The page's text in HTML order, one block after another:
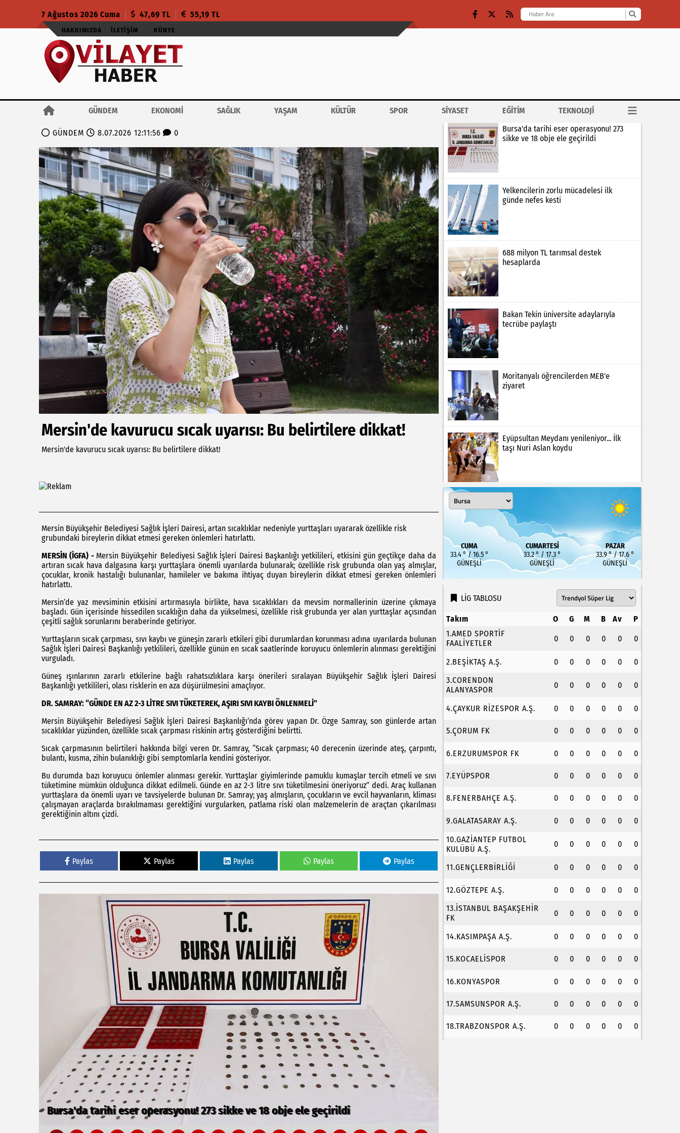
7 Ağustos 2026 Cuma 47,69 TL 55,19 TL
HAKKIMIZDA İLETIŞIM KÜNYE
GÜNDEM EKONOMİ SAĞLIK YAŞAM KÜLTÜR SPOR SİYASET EĞİTİM TEKNOLOJİ
GÜNDEM 8.07.2026 12:11:56 0
Mersin'de kavurucu sıcak uyarısı: Bu belirtilere dikkat!
Mersin'de kavurucu sıcak uyarısı: Bu belirtilere dikkat!
Mersin Büyükşehir Belediyesi Sağlık İşleri Dairesi, artan sıcaklıklar nedeniyle yurttaşları uyararak özellikle risk
grubundaki bireylerin dikkat etmesi gereken önlemleri hatırlattı.
MERSİN (İGFA) - Mersin Büyükşehir Belediyesi Sağlık İşleri Dairesi Başkanlığı yetkilileri, etkisini gün geçtikçe daha da
artıran sıcak hava dalgasına karşı yurttaşlara önemli uyarılarda bulunarak; özellikle risk grubunda olan yaş almışlar,
çocuklar, kronik hastalığı bulunanlar, hamileler ve bakıma ihtiyaç duyan bireylerin dikkat etmesi gereken önlemleri
hatırlattı.
Mersin’de yaz mevsiminin etkisini artırmasıyla birlikte, hava sıcaklıkları da mevsim normallerinin üzerine çıkmaya
başladı. Gün içerisinde hissedilen sıcaklığın daha da yükselmesi, özellikle risk grubunda yer alan yurttaşlar açısından
çeşitli sağlık sorunlarını beraberinde getiriyor.
Yurttaşların sıcak çarpması, sıvı kaybı ve güneşin zararlı etkileri gibi durumlardan korunması adına uyarılarda bulunan
Sağlık İşleri Dairesi Başkanlığı yetkilileri, özellikle günün en sıcak saatlerinde koruyucu önlemlerin alınması gerektiğini
vurguladı.
Güneş ışınlarının zararlı etkilerine bağlı rahatsızlıklara karşı önerileri sıralayan Büyükşehir Sağlık İşleri Dairesi
Başkanlığı yetkilileri, olası risklerin en aza düşürülmesini amaçlıyor.
DR. SAMRAY: “GÜNDE EN AZ 2-3 LİTRE SIVI TÜKETEREK, AŞIRI SIVI KAYBI ÖNLENMELİ”
Mersin Büyükşehir Belediyesi Sağlık İşleri Dairesi Başkanlığı’nda görev yapan Dr. Özge Samray, son günlerde artan
sıcaklıklar yüzünden, özellikle sıcak çarpması riskinin artış gösterdiğini belirtti.
Sıcak çarpmasının belirtileri hakkında bilgi veren Dr. Samray, “Sıcak çarpması; 40 derecenin üzerinde ateş, çarpıntı,
bulantı, kusma, zihin bulanıklığı gibi semptomlarla kendini gösteriyor.
Bu durumda bazı koruyucu önlemler alınması gerekir. Yurttaşlar giyimlerinde pamuklu kumaşlar tercih etmeli ve sıvı
tüketimine mümkün olduğunca dikkat edilmeli. Günde en az 2-3 litre sıvı tüketilmesini öneriyoruz” dedi. Araç kullanan
yurttaşlara da önemli uyarı ve tavsiyelerde bulunan Dr. Samray; yaş almışların, çocukların ve evcil hayvanların, kliması
çalışmayan araçlarda bırakılmaması gerektiğini vurgularken, patlama riski olan malzemelerin de araçtan çıkarılması
gerektiğinin altını çizdi.
Paylas Paylas Paylas Paylas Paylas
Yelkencilerin zorlu mücadelesi ilk günde nefes kesti
Bursa'da tarihi eser operasyonu! 273
sikke ve 18 obje ele geçirildi
Yelkencilerin zorlu mücadelesi ilk
günde nefes kesti
688 milyon TL tarımsal destek
hesaplarda
Bakan Tekin üniversite adaylarıyla
tecrübe paylaştı
Moritanyalı öğrencilerden MEB'e
ziyaret
Eyüpsultan Meydanı yenileniyor... İlk
taşı Nuri Aslan koydu
CUMA
33.4 ° / 16.5 °
GÜNEŞLI
CUMARTESI
33.2 ° / 17.3 °
GÜNEŞLI
PAZAR
33.9 ° / 17.6 °
GÜNEŞLI
LİG TABLOSU
Takım O G M B Av
P
1.AMED SPORTİF
FAALİYETLER
0 0 0 0 0 0
2.BEŞİKTAŞ A.Ş. 0 0 0 0 0
0
3.CORENDON
ALANYASPOR
0 0 0 0 0 0
4.ÇAYKUR RİZESPOR A.Ş. 0 0 0 0 0 0
5.ÇORUM FK 0 0 0 0 0 0
6.ERZURUMSPOR FK 0 0 0 0 0 0
7.EYÜPSPOR 0 0 0 0 0 0
8.FENERBAHÇE A.Ş. 0 0 0 0 0 0
9.GALATASARAY A.Ş. 0 0 0 0 0
0
10.GAZİANTEP FUTBOL
KULÜBÜ A.Ş.
0 0 0 0 0 0
11.GENÇLERBİRLİĞİ 0 0 0 0 0 0
12.GÖZTEPE A.Ş. 0 0 0 0 0
0
13.İSTANBUL BAŞAKŞEHİR
FK
0 0 0 0 0 0
14.KASIMPAŞA A.Ş. 0 0 0 0 0 0
15.KOCAELİSPOR 0 0 0 0 0 0
16.KONYASPOR 0 0 0 0 0 0
17.SAMSUNSPOR A.Ş. 0 0 0 0 0 0
18.TRABZONSPOR A.Ş. 0 0 0 0 0 0